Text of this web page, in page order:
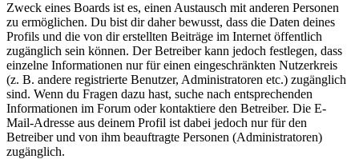
Zweck eines Boards ist es, einen Austausch mit anderen Personen
zu ermöglichen. Du bist dir daher bewusst, dass die Daten deines
Profils und die von dir erstellten Beiträge im Internet öffentlich
zugänglich sein können. Der Betreiber kann jedoch festlegen, dass
einzelne Informationen nur für einen eingeschränkten Nutzerkreis
(z. B. andere registrierte Benutzer, Administratoren etc.) zugänglich
sind. Wenn du Fragen dazu hast, suche nach entsprechenden
Informationen im Forum oder kontaktiere den Betreiber. Die E-
Mail-Adresse aus deinem Profil ist dabei jedoch nur für den
Betreiber und von ihm beauftragte Personen (Administratoren)
zugänglich.